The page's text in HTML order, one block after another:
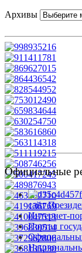
Архивы
Официальные
сайт
Интернет-
Портал